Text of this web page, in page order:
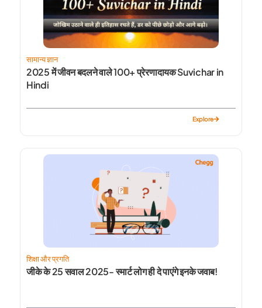
सामान्य ज्ञान
2025 में जीवन बदलने वाले 100+ प्रेरणादायक Suvichar in
Hindi
Explore
शिक्षा और प्रगति
जीके के 25 सवाल 2025- स्मार्ट लोग ही दे पाएंगे इनके जवाब!